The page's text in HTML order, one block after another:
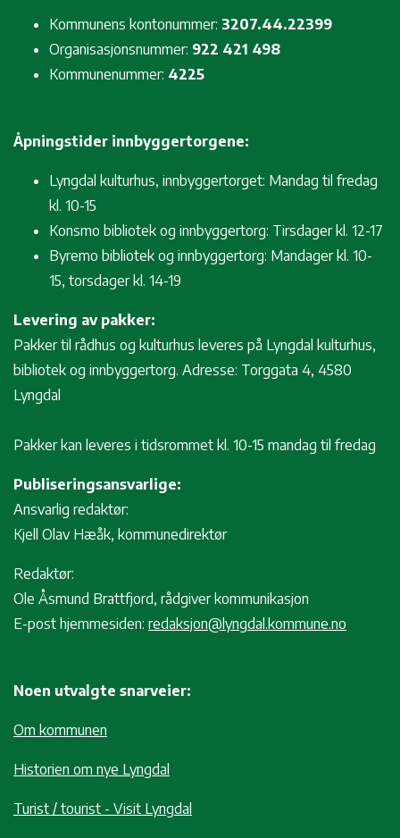
Kommunens kontonummer: 3207.44.22399
Organisasjonsnummer: 922 421 498
Kommunenummer: 4225
Åpningstider innbyggertorgene:
Lyngdal kulturhus, innbyggertorget: Mandag til fredag
kl. 10-15
Konsmo bibliotek og innbyggertorg: Tirsdager kl. 12-17
Byremo bibliotek og innbyggertorg: Mandager kl. 10-
15, torsdager kl. 14-19
Levering av pakker:
Pakker til rådhus og kulturhus leveres på Lyngdal kulturhus,
bibliotek og innbyggertorg. Adresse: Torggata 4, 4580
Lyngdal
Pakker kan leveres i tidsrommet kl. 10-15 mandag til fredag
Publiseringsansvarlige:
Ansvarlig redaktør:
Kjell Olav Hæåk, kommunedirektør
Redaktør:
Ole Åsmund Brattfjord, rådgiver kommunikasjon
E-post hjemmesiden: redaksjon@lyngdal.kommune.no
Noen utvalgte snarveier:
Om kommunen
Historien om nye Lyngdal
Turist / tourist - Visit Lyngdal